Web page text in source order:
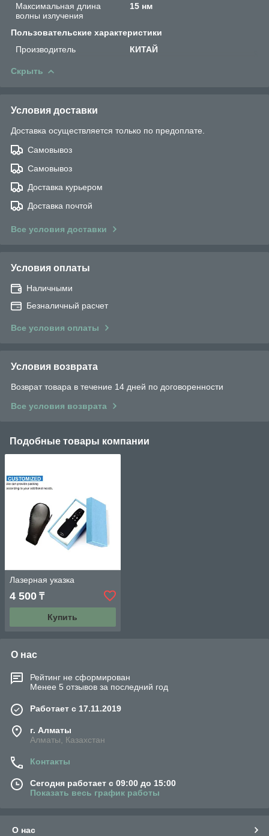
Максимальная длина
волны излучения
15 нм
Пользовательские характеристики
Производитель
КИТАЙ
Скрыть
Условия доставки
Доставка осуществляется только по предоплате.
Самовывоз
Самовывоз
Доставка курьером
Доставка почтой
Все условия доставки
Условия оплаты
Наличными
Безналичный расчет
Все условия оплаты
Условия возврата
Возврат товара в течение 14 дней по договоренности
Все условия возврата
Подобные товары компании
Лазерная указка
4 500 ₸
Купить
О нас
Рейтинг не сформирован
Менее 5 отзывов за последний год
Работает с 17.11.2019
г. Алматы
Алматы, Казахстан
Контакты
Сегодня работает с 09:00 до 15:00
Показать весь график работы
О нас